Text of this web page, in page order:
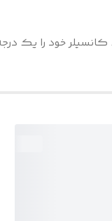
خود را یک